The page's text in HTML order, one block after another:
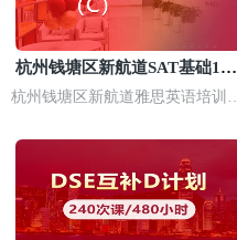
杭州钱塘区新航道SAT基础140
0分培训班
杭州钱塘区新航道雅思英语培训